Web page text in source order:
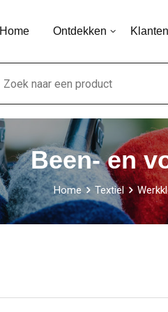
Home Ontdekken
Been- en
Home Textiel